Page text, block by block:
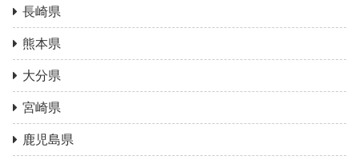
長崎県
熊本県
大分県
宮崎県
鹿児島県